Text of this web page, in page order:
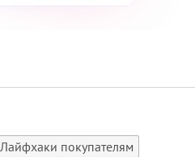
Лайфхаки покупателям